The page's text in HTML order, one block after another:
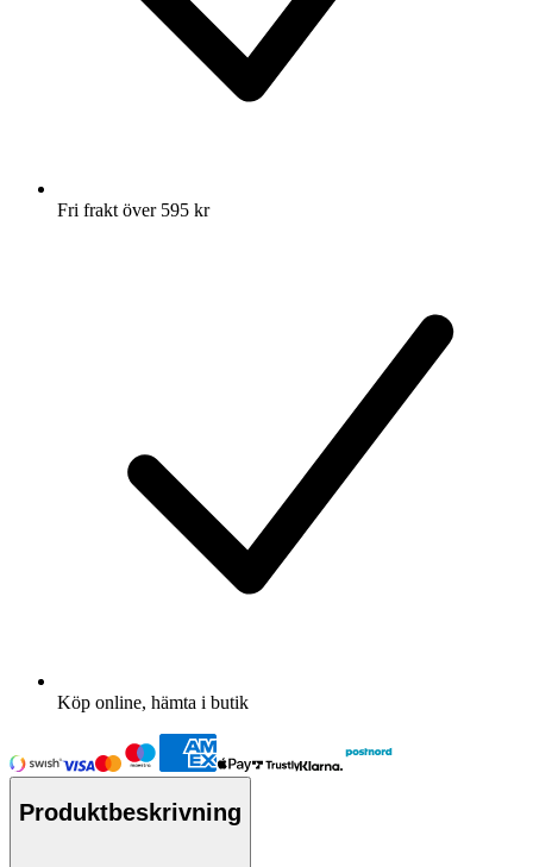
Fri frakt över 595 kr
Köp online, hämta i butik
Produktbeskrivning